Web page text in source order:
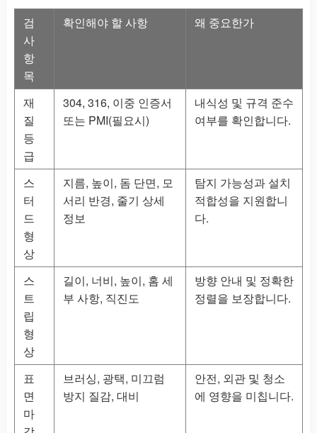
검
사
항
목
확인해야 할 사항 왜 중요한가
재
질
등
급
304, 316, 이중 인증서
또는 PMI(필요시)
내식성 및 규격 준수
여부를 확인합니다.
스
터
드
형
상
지름, 높이, 돔 단면, 모
서리 반경, 줄기 상세
정보
탐지 가능성과 설치
적합성을 지원합니
다.
스
트
립
형
상
길이, 너비, 높이, 홈 세
부 사항, 직진도
방향 안내 및 정확한
정렬을 보장합니다.
표
면
마
브러싱, 광택, 미끄럼
방지 질감, 대비
안전, 외관 및 청소
에 영향을 미칩니다.